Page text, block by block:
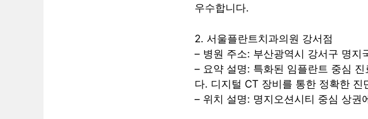
우수합니다.
2. 서울플란트치과의원 강서점
– 병원 주소: 부산광역시 강서구 명지
– 요약 설명: 특화된 임플란트 중심
다. 디지털 CT 장비를 통한 정확한 진
– 위치 설명: 명지오션시티 중심 상권